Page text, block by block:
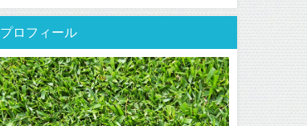
プロフィール